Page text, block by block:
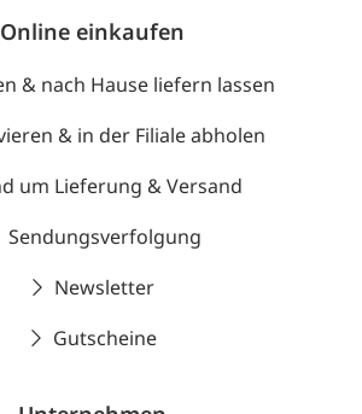
Online einkaufen
& nach Hause liefern lassen
& in der Filiale abholen
um Lieferung & Versand
Sendungsverfolgung
Newsletter
Gutscheine